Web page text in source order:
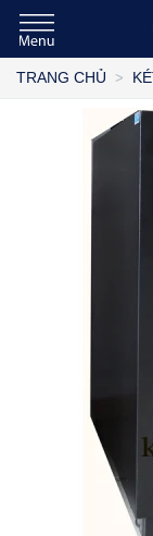
TRANG CHỦ